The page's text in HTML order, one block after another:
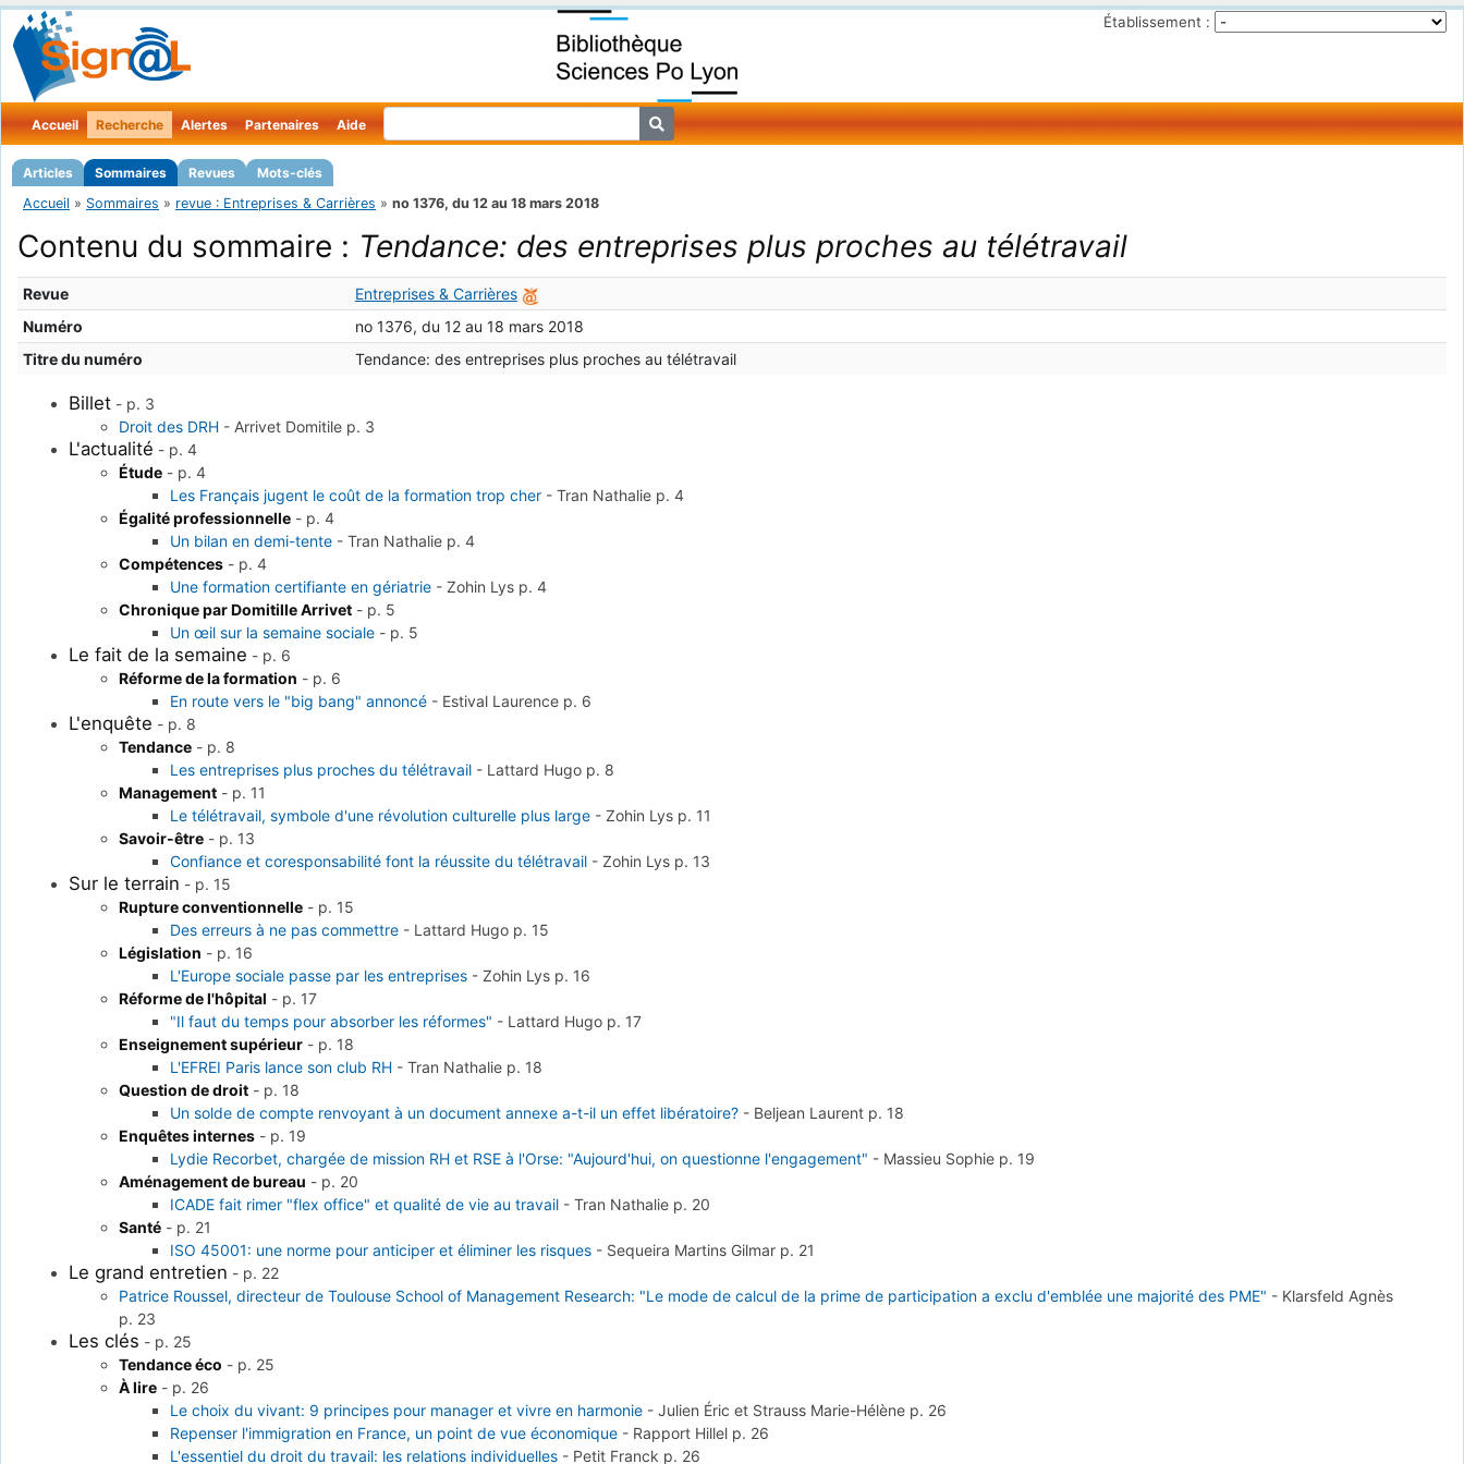
Établissement :
Accueil Recherche
Articles Sommaires Revues Mots-clés
Alertes Partenaires Aide
Accueil » Sommaires » revue : Entreprises & Carrières » no 1376, du 12 au 18 mars 2018
Contenu du sommaire : Tendance: des entreprises plus proches au télétravail
Revue
Entreprises & Carrières
Numéro
no 1376, du 12 au 18 mars 2018
Titre du numéro
Tendance: des entreprises plus proches au télétravail
Billet- p. 3
Droit des DRH -Arrivet Domitile p. 3
L'actualité - p. 4
Étude - p. 4
Les Français jugent le coût de la formation trop cher- Tran Nathalie p. 4
Égalité professionnelle - p. 4
Un bilan en demi-tente- Tran Nathalie p. 4
Compétences - p. 4
Une formation certifiante en gériatrie- Zohin Lys p. 4
Chronique par Domitille Arrivet - p. 5
Un œil sur la semaine sociale- p. 5
Le fait de la semaine - p. 6
Réforme de la formation - p. 6
En route vers le "big bang" annoncé- Estival Laurence p. 6
L'enquête - p. 8
Tendance - p. 8
Les entreprises plus proches du télétravail- Lattard Hugo p. 8
Management - p. 11
Le télétravail, symbole d'une révolution culturelle plus large- Zohin Lys p. 11
Savoir-être - p. 13
Confiance et coresponsabilité font la réussite du télétravail- Zohin Lys p. 13
Sur le terrain - p. 15
Rupture conventionnelle - p. 15
Des erreurs à ne pas commettre- Lattard Hugo p. 15
Législation - p. 16
L'Europe sociale passe par les entreprises- Zohin Lys p. 16
Réforme de l'hôpital - p. 17
"Il faut du temps pour absorber les réformes" - Lattard Hugo p. 17
Enseignement supérieur - p. 18
L'EFREI Paris lance son club RH- Tran Nathalie p. 18
Question de droit - p. 18
Un solde de compte renvoyant à un document annexe a-t-il un effet libératoire?- Beljean Laurent p. 18
Enquêtes internes - p. 19
Lydie Recorbet, chargée de mission RH et RSE à l'Orse: "Aujourd'hui, on questionne l'engagement" - Massieu Sophie p. 19
Aménagement de bureau - p. 20
ICADE fait rimer "flex office" et qualité de vie au travail- Tran Nathalie p. 20
Santé - p. 21
ISO 45001: une norme pour anticiper et éliminer les risques- Sequeira Martins Gilmar p. 21
Le grand entretien - p. 22
Patrice Roussel, directeur de Toulouse School of Management Research: "Le mode de calcul de la prime de participation a exclu d'emblée une majorité des PME" - Klarsfeld Agnès
p. 23
Les clés - p. 25
Tendance éco - p. 25
À lire - p. 26
Le choix du vivant: 9 principes pour manager et vivre en harmonie- Julien Éric et Strauss Marie-Hélène p. 26
Repenser l'immigration en France, un point de vue économique- Rapport Hillel p. 26
L'essentiel du droit du travail: les relations individuelles- Petit Franck p. 26